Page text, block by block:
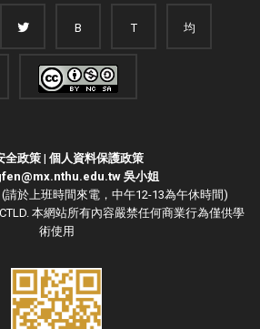
B T 均
全政策| 個人資料保護政策
吳小姐
請於上班時間來電，中午12-13為午休時間)
本網站所有內容嚴禁任何商業行為僅供學
術使用